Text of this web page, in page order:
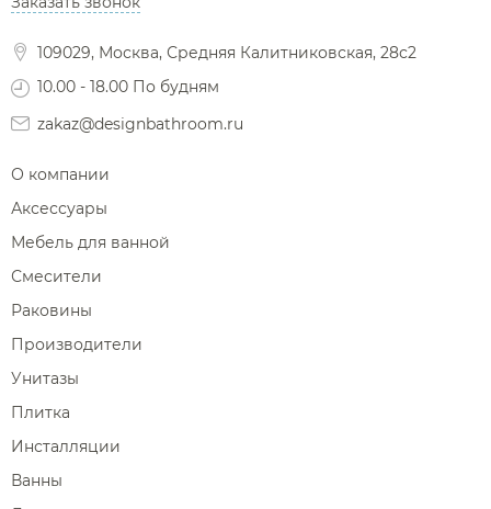
Диспенсеры ватных дисков
109029, Москва, Средняя Калитниковская, 28с2
10.00 - 18.00 По будням
zakaz@designbathroom.ru
О компании
Аксессуары
Мебель для ванной
Смесители
Раковины
Производители
Унитазы
Плитка
Инсталляции
Ванны